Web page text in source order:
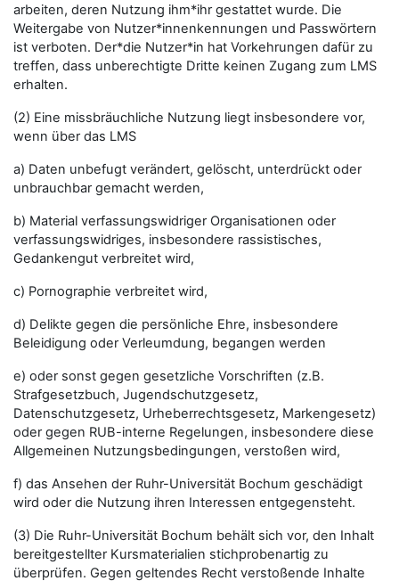
arbeiten, deren Nutzung ihm*ihr gestattet wurde. Die
Weitergabe von Nutzer*innenkennungen und Passwörtern
ist verboten. Der*die Nutzer*in hat Vorkehrungen dafür zu
treffen, dass unberechtigte Dritte keinen Zugang zum LMS
erhalten.
(2) Eine missbräuchliche Nutzung liegt insbesondere vor,
wenn über das LMS
a) Daten unbefugt verändert, gelöscht, unterdrückt oder
unbrauchbar gemacht werden,
b) Material verfassungswidriger Organisationen oder
verfassungswidriges, insbesondere rassistisches,
Gedankengut verbreitet wird,
c) Pornographie verbreitet wird,
d) Delikte gegen die persönliche Ehre, insbesondere
Beleidigung oder Verleumdung, begangen werden
e) oder sonst gegen gesetzliche Vorschriften (z.B.
Strafgesetzbuch, Jugendschutzgesetz,
Datenschutzgesetz, Urheberrechtsgesetz, Markengesetz)
oder gegen RUB-interne Regelungen, insbesondere diese
Allgemeinen Nutzungsbedingungen, verstoßen wird,
f) das Ansehen der Ruhr-Universität Bochum geschädigt
wird oder die Nutzung ihren Interessen entgegensteht.
(3) Die Ruhr-Universität Bochum behält sich vor, den Inhalt
bereitgestellter Kursmaterialien stichprobenartig zu
überprüfen. Gegen geltendes Recht verstoßende Inhalte